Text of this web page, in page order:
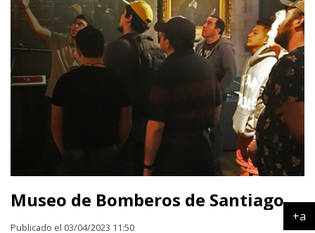
Museo de Bomberos de Santiago
Publicado el 03/04/2023 11:50
+a